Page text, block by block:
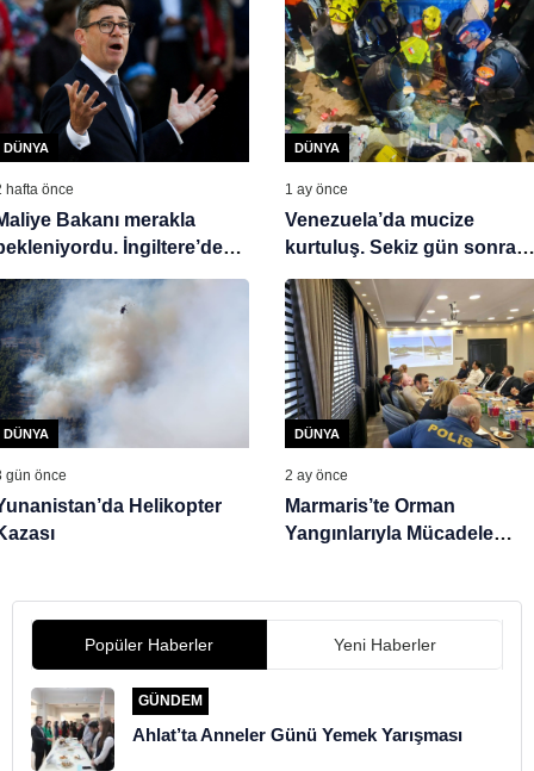
DÜNYA
hafta önce
Bakanı merakla
İngiltere’de
kabine belli oldu
DÜNYA
1 ay önce
Venezuela’da mucize
kurtuluş. Sekiz gün sonra
sağ çıkarıldı
DÜNYA
gün önce
Helikopter
DÜNYA
2 ay önce
Marmaris’te Orman
Yangınlarıyla Mücadele
Popüler Haberler Yeni Haberler
GÜNDEM
Ahlat’ta Anneler Günü Yemek Yarışması